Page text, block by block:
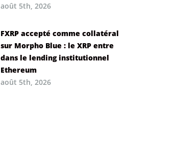
août 5th, 2026
FXRP accepté comme collatéral
sur Morpho Blue : le XRP entre
dans le lending institutionnel
Ethereum
août 5th, 2026